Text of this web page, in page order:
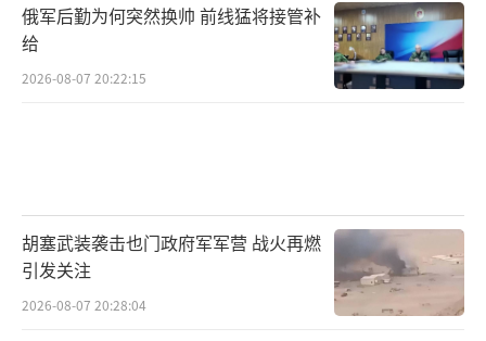
俄军后勤为何突然换帅 前线猛将接管补
给
2026-08-07 20:22:15
胡塞武装袭击也门政府军军营 战火再燃
引发关注
2026-08-07 20:28:04